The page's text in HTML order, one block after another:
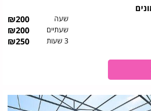
שעה ₪200
שעתיים ₪200
3 שעות ₪250